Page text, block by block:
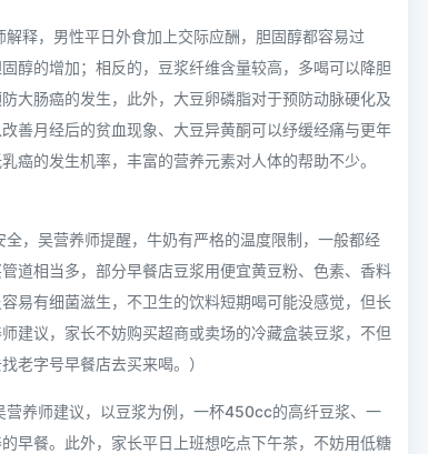
释，男性平日外食加上交际应酬，胆固醇都容易过
醇的增加；相反的，豆浆纤维含量较高，多喝可以降胆
大肠癌的发生，此外，大豆卵磷脂对于预防动脉硬化及
善月经后的贫血现象、大豆异黄酮可以纾缓经痛与更年
癌的发生机率，丰富的营养元素对人体的帮助不少。
，吴营养师提醒，牛奶有严格的温度限制，一般都经
道相当多，部分早餐店豆浆用便宜黄豆粉、色素、香料
易有细菌滋生，不卫生的饮料短期喝可能没感觉，但长
建议，家长不妨购买超商或卖场的冷藏盒装豆浆，不但
老字号早餐店去买来喝。）
养师建议，以豆浆为例，一杯450cc的高纤豆浆、一
早餐。此外，家长平日上班想吃点下午茶，不妨用低糖